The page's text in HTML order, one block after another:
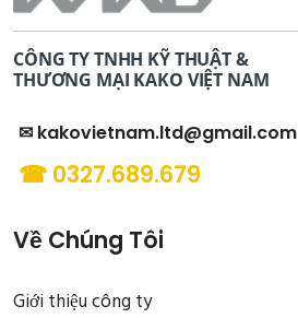
CÔNG TY TNHH KỸ THUẬT &
THƯƠNG MẠI KAKO VIỆT NAM
✉ kakovietnam.ltd@gmail.com
☎ 0327.689.679
Về Chúng Tôi
Giới thiệu công ty